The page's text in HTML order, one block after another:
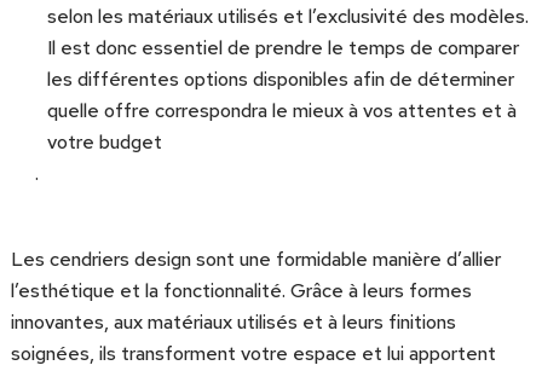
selon les matériaux utilisés et l’exclusivité des modèles.
Il est donc essentiel de prendre le temps de comparer
les différentes options disponibles afin de déterminer
quelle offre correspondra le mieux à vos attentes et à
votre budget
.
Les cendriers design sont une formidable manière d’allier
l’esthétique et la fonctionnalité. Grâce à leurs formes
innovantes, aux matériaux utilisés et à leurs finitions
soignées, ils transforment votre espace et lui apportent